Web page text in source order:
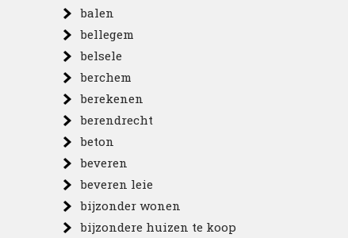
balen
bellegem
belsele
berchem
berekenen
berendrecht
beton
beveren
beveren leie
bijzonder wonen
bijzondere huizen te koop